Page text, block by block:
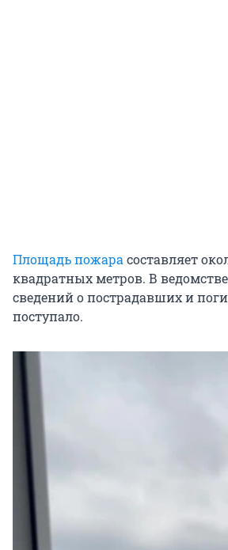
Площадь пожара составляет
квадратных метров. В
сведений о пострадавших и
поступало.